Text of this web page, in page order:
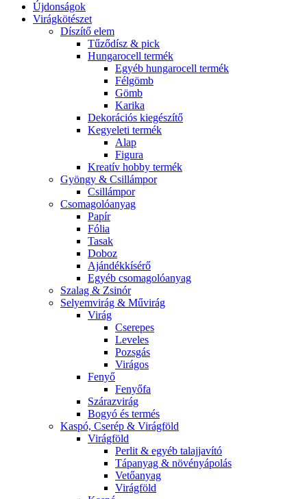
Újdonságok
Virágkötészet
Díszítő elem
Tűződísz & pick
Hungarocell termék
Egyéb hungarocell termék
Félgömb
Gömb
Karika
Dekorációs kiegészítő
Kegyeleti termék
Alap
Figura
Kreatív hobby termék
Gyöngy & Csillámpor
Csillámpor
Csomagolóanyag
Papír
Fólia
Tasak
Doboz
Ajándékkísérő
Egyéb csomagolóanyag
Szalag & Zsinór
Selyemvirág & Művirág
Virág
Cserepes
Leveles
Pozsgás
Virágos
Fenyő
Fenyőfa
Szárazvirág
Bogyó és termés
Kaspó, Cserép & Virágföld
Virágföld
Perlit & egyéb talajjavító
Tápanyag & növényápolás
Vetőanyag
Virágföld